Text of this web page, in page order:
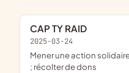
CAP TY RAID
2025-03-24
mener une action solidaire ; préparer un raid automobile
; récolter de dons